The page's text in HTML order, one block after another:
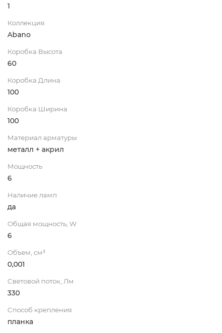
1
Коллекция
Abano
Коробка Высота
60
Коробка Длина
100
Коробка Ширина
100
Материал арматуры
металл + акрил
Мощность
6
Наличие ламп
да
Общая мощность, W
6
Объем, см³
0,001
Световой поток, Лм
330
Способ крепления
планка